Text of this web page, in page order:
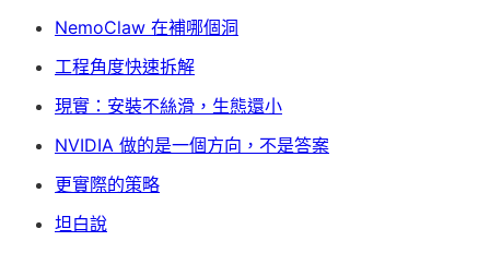
NemoClaw 在補哪個洞
工程角度快速拆解
現實：安裝不絲滑，生態還小
NVIDIA 做的是一個方向，不是答案
更實際的策略
坦白說